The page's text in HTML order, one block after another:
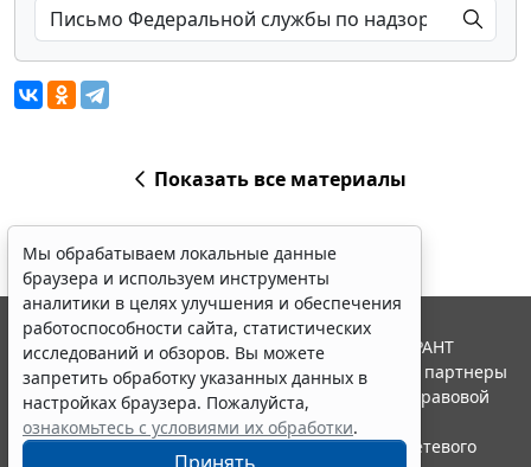
Показать все материалы
Мы обрабатываем локальные данные
браузера и используем инструменты
аналитики в целях улучшения и обеспечения
работоспособности сайта, статистических
исследований и обзоров. Вы можете
запретить обработку указанных данных в
настройках браузера. Пожалуйста,
ознакомьтесь с условиями их обработки.
© ООО "НПП "ГАРАНТ-СЕРВИС", 2026. Система ГАРАНТ
выпускается с 1990 года. Компания "Гарант" и ее партнеры
являются участниками Российской ассоциации правовой
информации ГАРАНТ.
Портал ГАРАНТ.РУ зарегистрирован в качестве сетевого